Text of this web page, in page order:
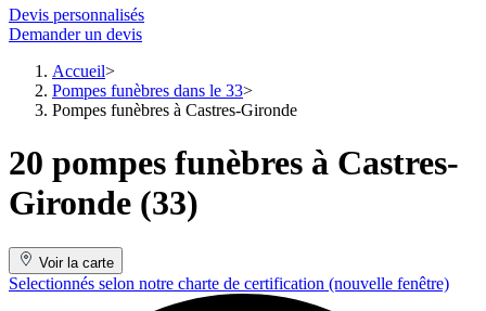
Devis personnalisés
Demander un devis
Accueil
Pompes funèbres dans le 33
Pompes funèbres à Castres-Gironde
20 pompes funèbres à Castres-
Gironde (33)
Voir la carte
Selectionnés selon notre charte de certification (nouvelle fenêtre)